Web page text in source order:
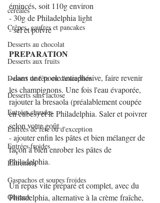
céréales
Crêpes, gaufres et pancakes
Desserts au chocolat
Desserts aux fruits
Dessert de fête ou d'exception
Desserts sans lactose
Entrées chaudes
Entrées de fête ou d'exception
Entrées froides
Entremets
Gaspachos et soupes froides
Gâteaux
émincés, soit 110g environ
- 30g de Philadelphia light
- sel et poivre
PREPARATION
- dans une poele antiadhésive, faire revenir
les champignons. Une fois l'eau évaporée,
rajouter la bresaola (préalablement coupée
en cubes) et le Philadelphia. Saler et poivrer
selon votre goût.
- ajouter enfin les pâtes et bien mélanger de
façon à bien enrober les pâtes de
Philadelphia.
Un repas vite préparé et complet, avec du
Philadelphia, alternative à la crème fraîche,